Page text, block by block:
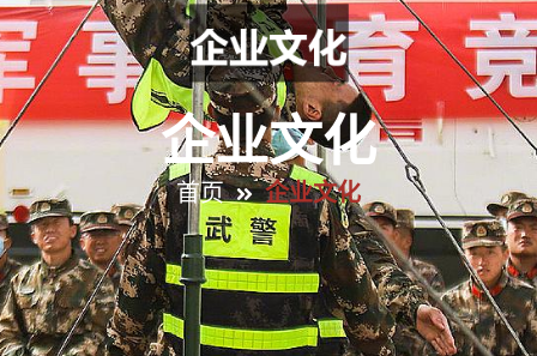
企业文化
首页 企业文化